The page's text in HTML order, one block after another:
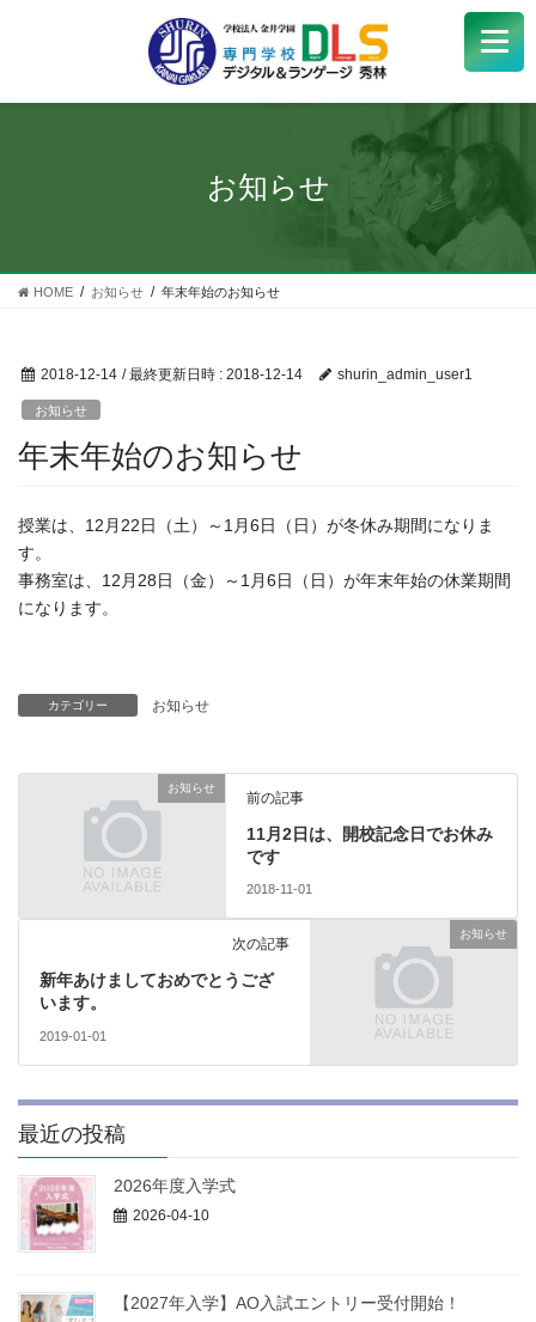
学校紹介+
受験生 +
学生サポート
アクセス
お問い合わせ
お知らせ
HOME お知らせ 年末年始のお知らせ
2018-12-14 / 最終更新日時 : 2018-12-14 shurin_admin_user1
お知らせ
年末年始のお知らせ
授業は、12月22日（土）～1月6日（日）が冬休み期間になりま
す。
事務室は、12月28日（金）～1月6日（日）が年末年始の休業期間
になります。
カテゴリー お知らせ
お知らせ
前の記事
11月2日は、開校記念日でお休み
です
2018-11-01
お知らせ
次の記事
新年あけましておめでとうござ
います。
2019-01-01
最近の投稿
2026年度入学式
2026-04-10
【2027年入学】AO入試エントリー受付開始！